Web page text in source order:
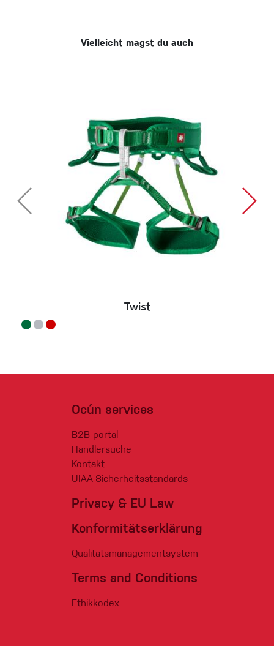
Vielleicht magst du auch
Twist
Ocún services
B2B portal
Händlersuche
Kontakt
UIAA-Sicherheitsstandards
Privacy & EU Law
Konformitätserklärung
Qualitätsmanagementsystem
Terms and Conditions
Ethikkodex